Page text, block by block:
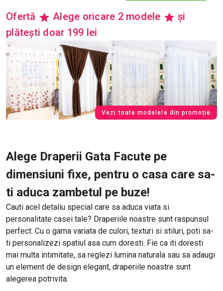
Ofertă Alege oricare 2 modele
și
plătești doar 199 lei
Vezi toate modelele din promoție
Alege Draperii Gata Facute pe
dimensiuni fixe, pentru o casa care sa-
ti aduca zambetul pe buze!
Cauti acel detaliu special care sa aduca viata si
personalitate casei tale? Draperiile noastre sunt raspunsul
perfect. Cu o gama variata de culori, texturi si stiluri, poti sa-
ti personalizezi spatiul asa cum doresti. Fie ca iti doresti
mai multa intimitate, sa reglezi lumina naturala sau sa adaugi
un element de design elegant, draperiile noastre sunt
alegerea potrivita.